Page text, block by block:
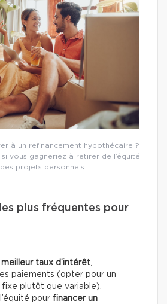
à un refinancement hypothécaire ?
vous gagneriez à retirer de l’équité
projets personnels.
plus fréquentes pour
meilleur taux d’intérêt,
paiements (opter pour un
fixe plutôt que variable),
pour financer un